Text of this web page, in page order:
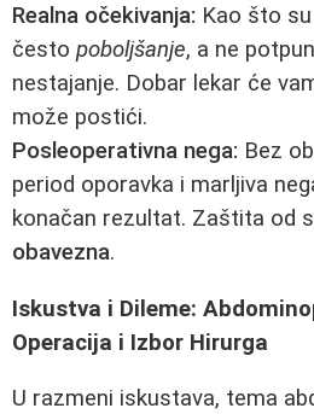
Realna očekivanja: Kao što
često poboljšanje, a ne
nestajanje. Dobar lekar će
može postići.
Posleoperativna nega: Bez
period oporavka i marljiva
konačan rezultat. Zaštita od
obavezna.
Iskustva i Dileme:
Operacija i Izbor Hirurga
U razmeni iskustava, tema